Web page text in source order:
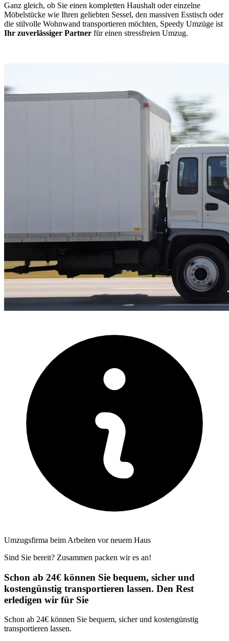
Ganz gleich, ob Sie einen kompletten Haushalt oder einzelne
Möbelstücke wie Ihren geliebten Sessel, den massiven Esstisch oder
die stilvolle Wohnwand transportieren möchten, Speedy Umzüge ist
Ihr zuverlässiger Partner für einen stressfreien Umzug.
Umzugsfirma beim Arbeiten vor neuem Haus
Sind Sie bereit? Zusammen packen wir es an!
Schon ab 24€ können Sie bequem, sicher und
kostengünstig transportieren lassen. Den Rest
erledigen wir für Sie
Schon ab 24€ können Sie bequem, sicher und kostengünstig
transportieren lassen.